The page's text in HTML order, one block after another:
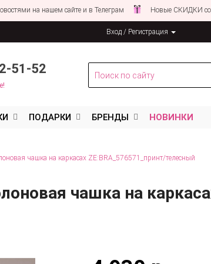
на нашем сайте и в Телеграм Новые СКИДКИ совсем
Вход / Регистрация
51-52
ПОДАРКИ БРЕНДЫ НОВИНКИ
чашка на каркасах ZE:BRA_576571_принт/телесный
чашка на